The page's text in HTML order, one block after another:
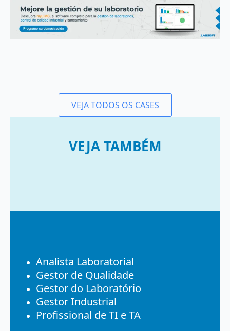
VEJA TODOS OS CASES
VEJA TAMBÉM
Analista Laboratorial
Gestor de Qualidade
Gestor do Laboratório
Gestor Industrial
Profissional de TI e TA